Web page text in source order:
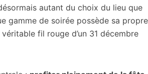
autant du choix du lieu que
gamme de soirée possède sa propre
fil rouge d’un 31 décembre